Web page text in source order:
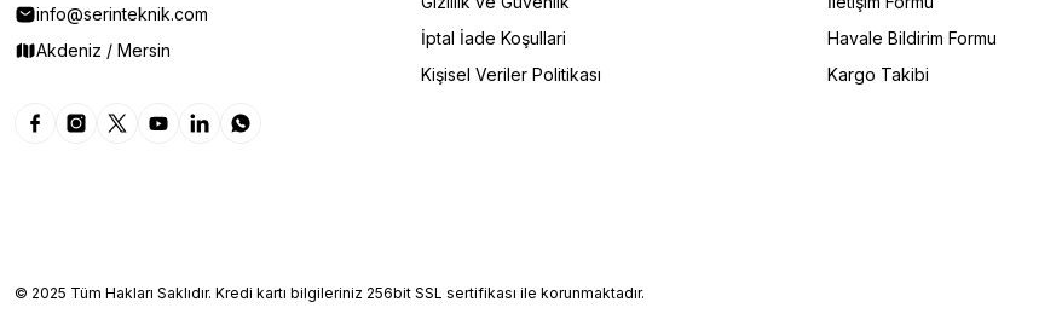
info@serinteknik.com
Akdeniz / Mersin
İptal İade Koşullari
Kişisel Veriler Politikası
Havale Bildirim Formu
Kargo Takibi
© 2025 Tüm Hakları Saklıdır. Kredi kartı bilgileriniz 256bit SSL sertifikası ile korunmaktadır.